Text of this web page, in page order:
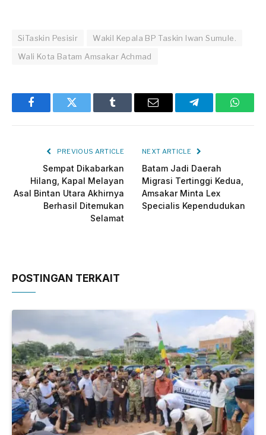
SiTaskin Pesisir
Wakil Kepala BP Taskin Iwan Sumule.
Wali Kota Batam Amsakar Achmad
FacebookTwitter Tumblr Email Telegram
PREVIOUS ARTICLE
Sempat Dikabarkan
Hilang, Kapal Melayan
Asal Bintan Utara Akhirnya
Berhasil Ditemukan
Selamat
NEXT ARTICLE
Batam Jadi Daerah
Migrasi Tertinggi Kedua,
Amsakar Minta Lex
Specialis Kependudukan
POSTINGAN TERKAIT